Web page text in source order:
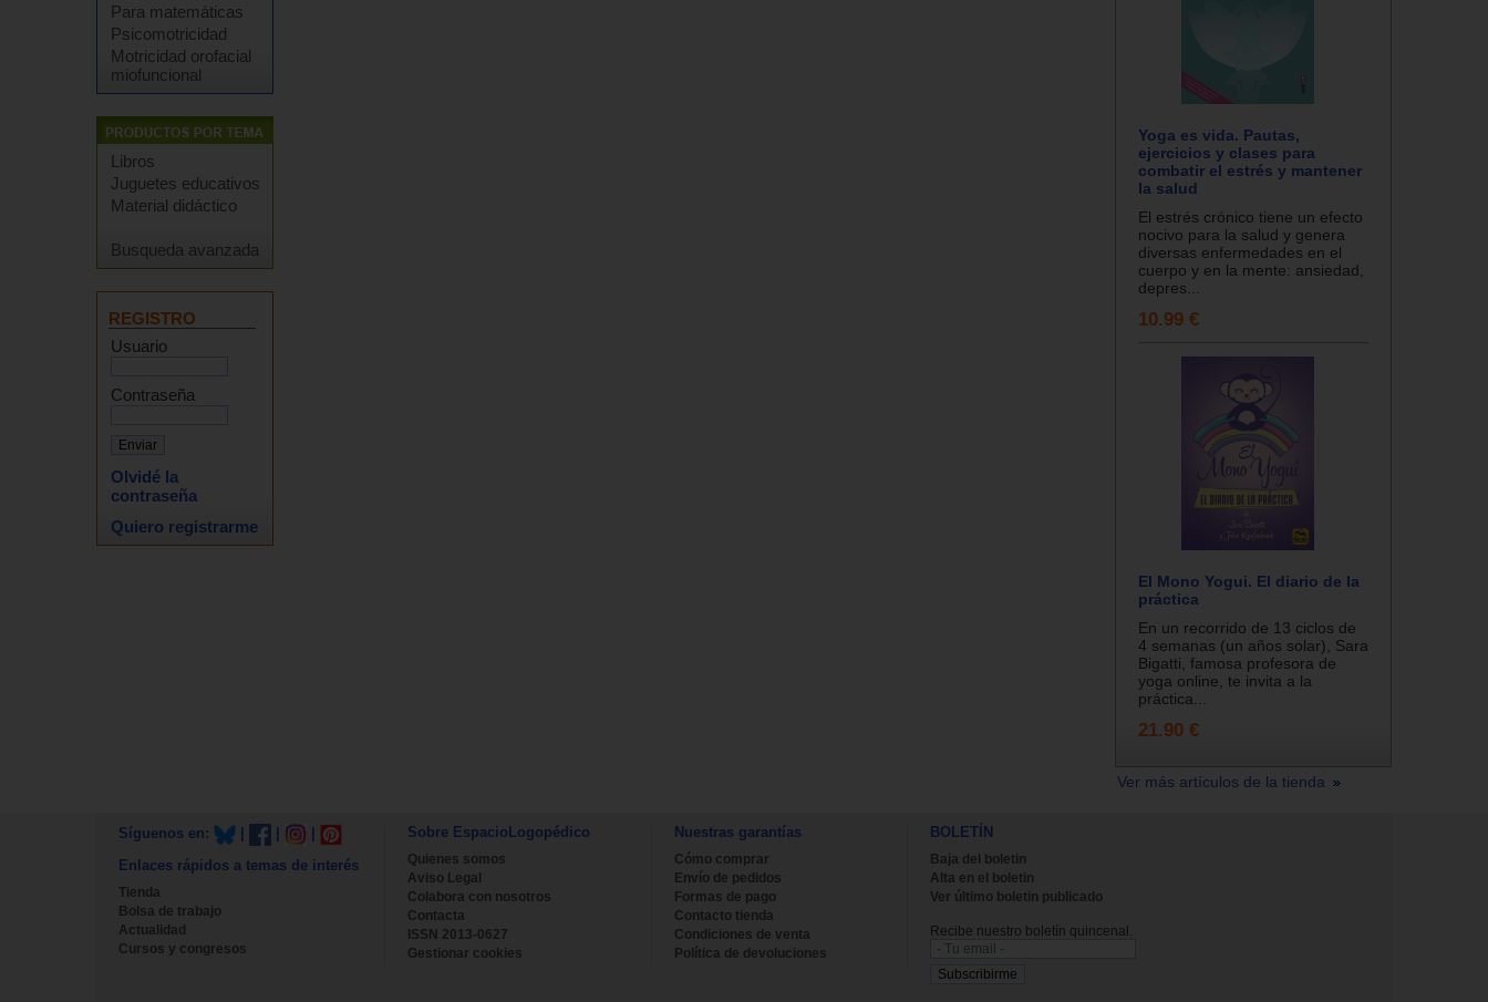
Para matemáticas
Psicomotricidad
Motricidad orofacial
miofuncional
Libros
Juguetes educativos
Material didáctico
Busqueda avanzada
REGISTRO
Usuario
Contraseña
Olvidé la
contraseña
Quiero registrarme
Yoga es vida. Pautas,
ejercicios y clases para
combatir el estrés y mantener
la salud
El estrés crónico tiene un efecto
nocivo para la salud y genera
diversas enfermedades en el
cuerpo y en la mente: ansiedad,
depres...
10.99 €
El Mono Yogui. El diario de la
práctica
En un recorrido de 13 ciclos de
4 semanas (un años solar), Sara
Bigatti, famosa profesora de
yoga online, te invita a la
práctica...
21.90 €
Ver más artículos de la tienda
Síguenos en:
Enlaces rápidos a temas de interés
Tienda
Bolsa de trabajo
Actualidad
Cursos y congresos
Sobre EspacioLogopédico
Quienes somos
Aviso Legal
Colabora con nosotros
Contacta
ISSN 2013-0627
Gestionar cookies
Nuestras garantías
Cómo comprar
Envío de pedidos
Formas de pago
Contacto tienda
Condiciones de venta
Política de devoluciones
BOLETÍN
Baja del boletin
Alta en el boletin
Ver último boletin publicado
Recibe nuestro boletín quincenal.